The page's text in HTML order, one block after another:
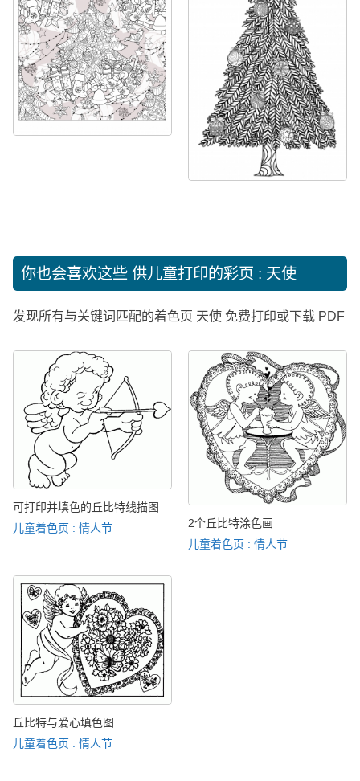
你也会喜欢这些 供儿童打印的彩页 : 天使
发现所有与关键词匹配的着色页 天使 免费打印或下载 PDF
可打印并填色的丘比特线描图
儿童着色页 : 情人节
2个丘比特涂色画
儿童着色页 : 情人节
丘比特与爱心填色图
儿童着色页 : 情人节